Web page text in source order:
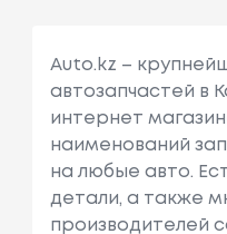
Auto.kz –
автозапчастей в
интернет
наименований
на любые авто.
детали, а также
производителей